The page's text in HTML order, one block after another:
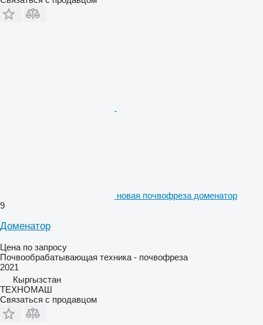
новая почвофреза доменатор
9
Доменатор
Цена по запросу
Почвообрабатывающая техника - почвофреза
2021
Кыргызстан
ТЕХНОМАШ
Связаться с продавцом